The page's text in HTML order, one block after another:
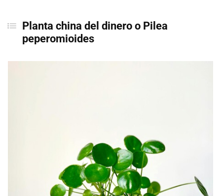
Planta china del dinero o Pilea
peperomioides